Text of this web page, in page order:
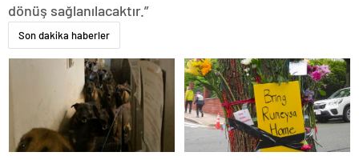
dönüş sağlanılacaktır.”
Son dakika haberler